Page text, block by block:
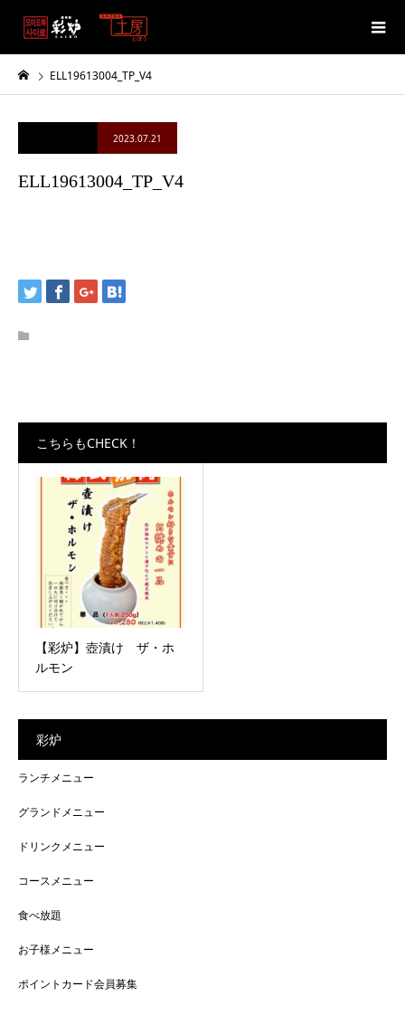
ELL19613004_TP_V4
2023.07.21
ELL19613004_TP_V4
こちらもCHECK！
【彩炉】壺漬け ザ・ホ
ルモン
彩炉
ランチメニュー
グランドメニュー
ドリンクメニュー
コースメニュー
食べ放題
お子様メニュー
ポイントカード会員募集